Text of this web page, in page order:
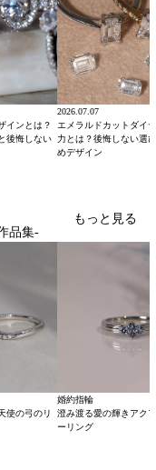
インとは？
後悔しない
2026.07.07
エメラルドカットダイ
力とは？後悔しない選
めデザイン
品集-
もっと見る
使の弓のリ
婚約指輪
澄み渡る愛の輝きアク
ーリング